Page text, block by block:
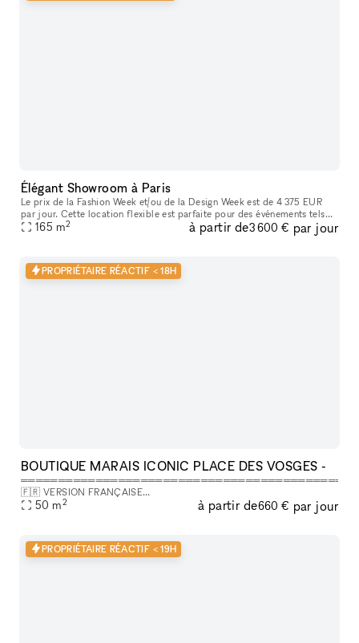
Élégant Showroom à Paris
Le prix de la Fashion Week et/ou de la Design Week est de 4 375 EUR
par jour. Cette location flexible est parfaite pour des événements tels
que des expositions d'art, offrant des services supplémenta
165 m2 à partir de3 600 € par jour
PROPRIÉTAIRE RÉACTIF < 18H
BOUTIQUE MARAIS ICONIC PLACE DES VOSGES -
═══════════════════════════════════════════
🇫🇷 VERSION FRANÇAISE
═══════════════════════════════════════════
LÀ OÙ VOTRE ÉVÉNEMENT FAIT LA DIFFÉRENCE, On dit souvent que
50 m2 à partir de660 € par jour
PROPRIÉTAIRE RÉACTIF < 19H